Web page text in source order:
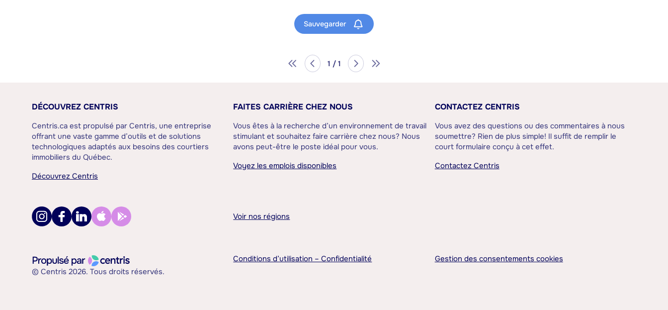
Sauvegarder
1 / 1
DÉCOUVREZ CENTRIS
Centris.ca est propulsé par Centris, une entreprise
offrant une vaste gamme d’outils et de solutions
technologiques adaptés aux besoins des courtiers
immobiliers du Québec.
Découvrez Centris
FAITES CARRIÈRE CHEZ NOUS
Vous êtes à la recherche d’un environnement de travail
stimulant et souhaitez faire carrière chez nous? Nous
avons peut-être le poste idéal pour vous.
Voyez les emplois disponibles
CONTACTEZ CENTRIS
Vous avez des questions ou des commentaires à nous
soumettre? Rien de plus simple! Il suffit de remplir le
court formulaire conçu à cet effet.
Contactez Centris
Voir nos régions
© Centris 2026. Tous droits réservés.
Conditions d’utilisation – Confidentialité Gestion des consentements cookies